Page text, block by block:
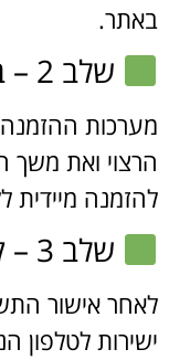
באתר.
שלב 2 – בחירת תאריך ושעה
מערכות
הרצוי ואת משך
להזמנה מיידית
שלב 3 – קבלת קוד כניסה
לאחר אישור
ישירות לטלפון